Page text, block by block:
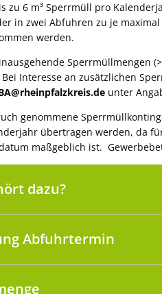
zu 6 m³ Sperrmüll pro
in zwei Abfuhren zu je
werden.
Sperrmüllmengen
Bei Interesse an zusätzlichen
unter
genommene
übertragen werden, da
maßgeblich ist.
dazu?
Abfuhrtermin